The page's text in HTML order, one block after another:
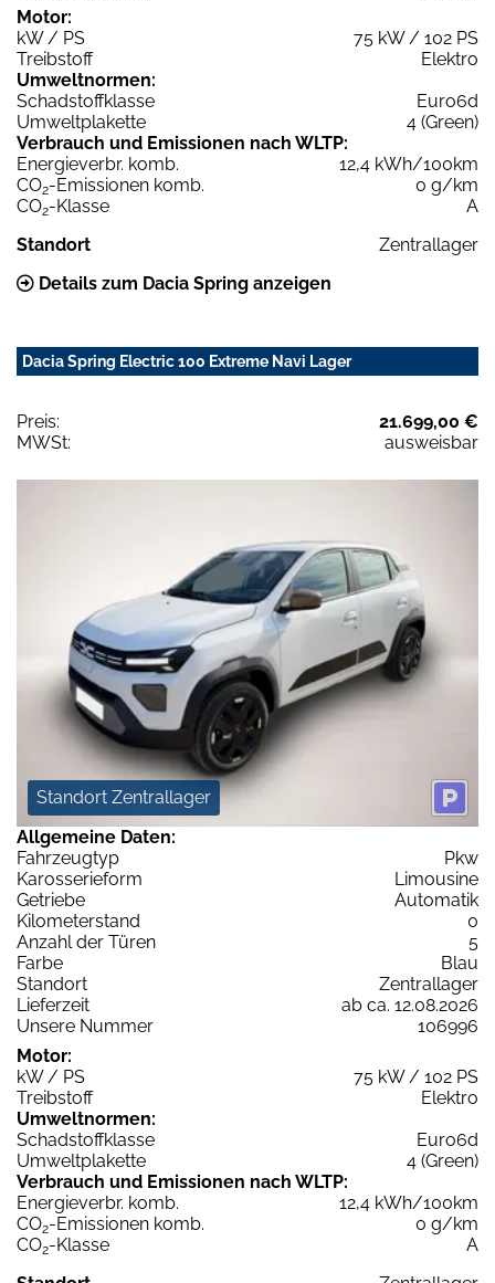
Motor:
kW / PS
75 kW / 102 PS
Treibstoff
Elektro
Umweltnormen:
Schadstoffklasse
Euro6d
Umweltplakette
4 (Green)
Verbrauch und Emissionen nach WLTP:
Energieverbr. komb.
12,4 kWh/100km
CO2-Emissionen komb.
0 g/km
CO2-Klasse
A
Standort
Zentrallager
Details zum Dacia Spring anzeigen
Dacia Spring Electric 100 Extreme Navi Lager
Preis:
21.699,00 €
MWSt:
ausweisbar
Standort Zentrallager
Allgemeine Daten:
Fahrzeugtyp
Pkw
Karosserieform
Limousine
Getriebe
Automatik
Kilometerstand
0
Anzahl der Türen
5
Farbe
Blau
Standort
Zentrallager
Lieferzeit
ab ca. 12.08.2026
Unsere Nummer
106996
Motor:
kW / PS
75 kW / 102 PS
Treibstoff
Elektro
Umweltnormen:
Schadstoffklasse
Euro6d
Umweltplakette
4 (Green)
Verbrauch und Emissionen nach WLTP:
Energieverbr. komb.
12,4 kWh/100km
CO2-Emissionen komb.
0 g/km
CO2-Klasse
A